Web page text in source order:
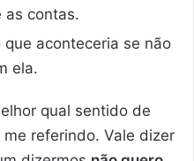
as contas.
aconteceria se não
ela.
qual sentido de
me referindo. Vale dizer